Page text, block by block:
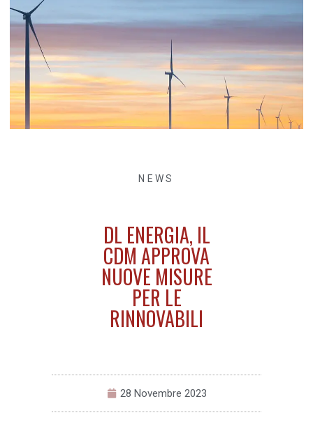
NEWS
DL ENERGIA, IL
CDM APPROVA
NUOVE MISURE
PER LE
RINNOVABILI
28 Novembre 2023